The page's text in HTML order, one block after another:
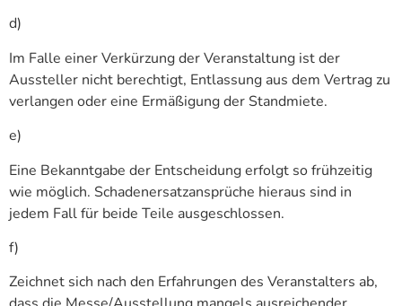
d)
Im Falle einer Verkürzung der Veranstaltung ist der
Aussteller nicht berechtigt, Entlassung aus dem Vertrag zu
verlangen oder eine Ermäßigung der Standmiete.
e)
Eine Bekanntgabe der Entscheidung erfolgt so frühzeitig
wie möglich. Schadenersatzansprüche hieraus sind in
jedem Fall für beide Teile ausgeschlossen.
f)
Zeichnet sich nach den Erfahrungen des Veranstalters ab,